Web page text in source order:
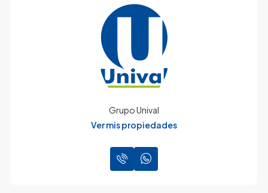
Grupo Unival
Ver mis propiedades